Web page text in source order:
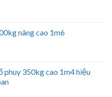
nâng cao 1m6
phuy 350kg cao 1m4 hiệu